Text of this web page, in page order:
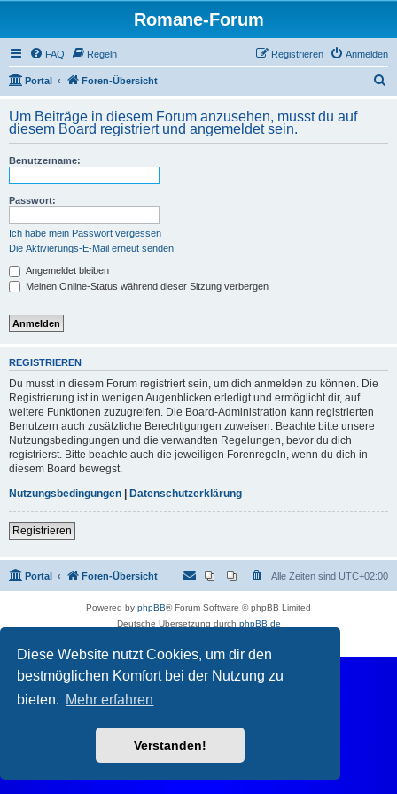
Diese Website nutzt Cookies, um dir den
bestmöglichen Komfort bei der Nutzung zu
bieten. Mehr erfahren
Verstanden!
Romane-Forum
FAQ Regeln Anmelden
Registrieren
Portal Foren-Übersicht
h
Um Beiträge in diesem Forum anzusehen, musst du auf
diesem Board registriert und angemeldet sein.
Benutzername:
Passwort:
Ich habe mein Passwort vergessen
Die Aktivierungs-E-Mail erneut senden
Angemeldet bleiben
Meinen Online-Status während dieser Sitzung verbergen
REGISTRIEREN
Du musst in diesem Forum registriert sein, um dich anmelden zu können. Die
Registrierung ist in wenigen Augenblicken erledigt und ermöglicht dir, auf
weitere Funktionen zuzugreifen. Die Board-Administration kann registrierten
Benutzern auch zusätzliche Berechtigungen zuweisen. Beachte bitte unsere
Nutzungsbedingungen und die verwandten Regelungen, bevor du dich
registrierst. Bitte beachte auch die jeweiligen Forenregeln, wenn du dich in
diesem Board bewegst.
Nutzungsbedingungen | Datenschutzerklärung
Registrieren
Portal Foren-Übersicht Alle Zeiten sind UTC+02:00
Powered by phpBB® Forum Software © phpBB Limited
Deutsche Übersetzung durch phpBB.de